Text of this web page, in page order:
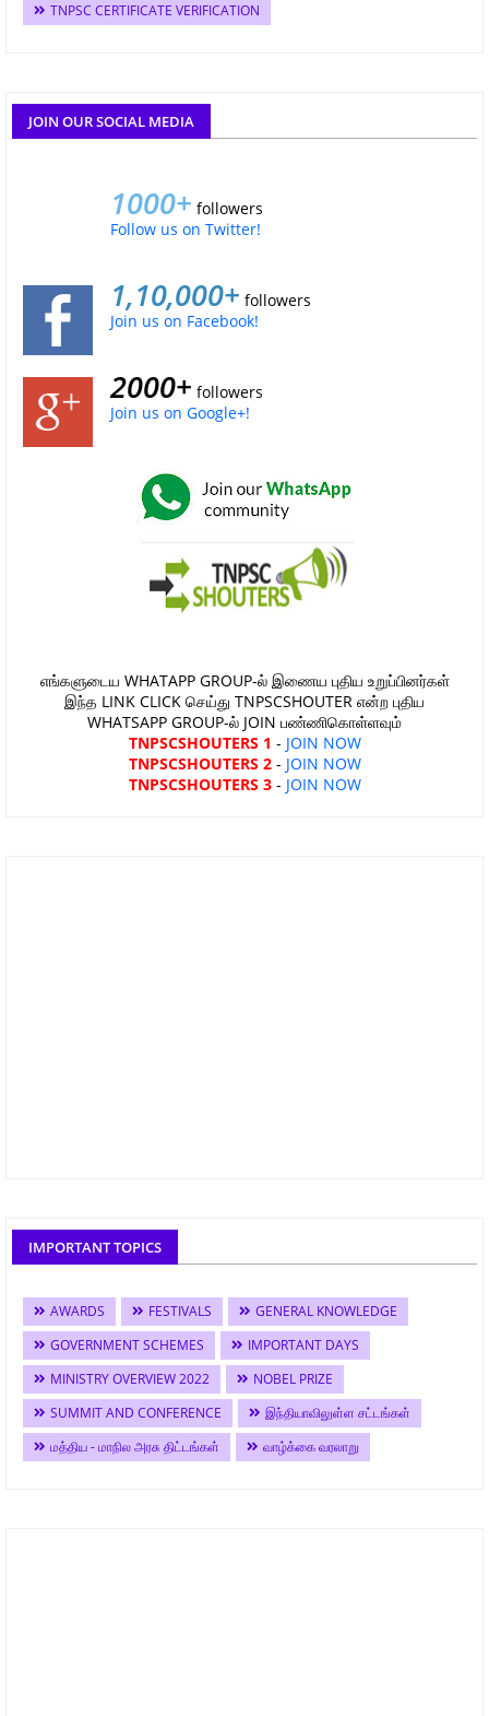
TNPSC CERTIFICATE VERIFICATION
JOIN OUR SOCIAL MEDIA
1000+ followers
Follow us on Twitter!
1,10,000+ followers
Join us on Facebook!
2000+ followers
Join us on Google+!
எங்களுடைய WHATAPP GROUP-ல் இணைய புதிய உறுப்பினர்கள்
இந்த LINK CLICK செய்து TNPSCSHOUTER என்ற புதிய
WHATSAPP GROUP-ல் JOIN பண்ணிகொள்ளவும்
TNPSCSHOUTERS 1 - JOIN NOW
TNPSCSHOUTERS 2- JOIN NOW
TNPSCSHOUTERS 3- JOIN NOW
IMPORTANT TOPICS
AWARDS FESTIVALS
GENERAL KNOWLEDGE
GOVERNMENT SCHEMES
IMPORTANT DAYS
MINISTRY OVERVIEW 2022
NOBEL PRIZE
SUMMIT AND CONFERENCE
இந்தியாவிலுள்ள சட்டங்கள்
மத்திய - மாநில அரசு திட்டங்கள்
வாழ்க்கை வரலாறு